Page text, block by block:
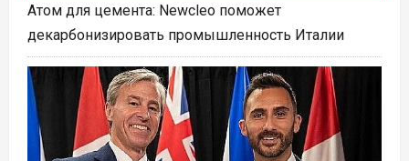
Атом для цемента: Newcleo поможет
декарбонизировать промышленность Италии